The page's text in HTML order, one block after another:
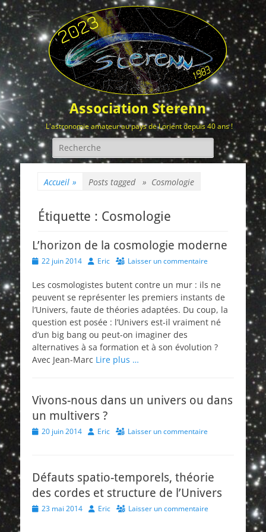
Association Sterenn
L'astronomie amateur au pays de Lorient depuis 40 ans !
Rechercher :
Accueil » Posts tagged » Cosmologie
Étiquette : Cosmologie
L’horizon de la cosmologie moderne
Posted22 juin 2014 Author
Eric Laisser un commentaire
Les cosmologistes butent contre un mur : ils ne
peuvent se représenter les premiers instants de
l’Univers, faute de théories adaptées. Du coup, la
question est posée : l’Univers est-il vraiment né
d’un big bang ou peut-on imaginer des
alternatives à sa formation et à son évolution ?
Avec Jean-Marc Lire plus …
Vivons-nous dans un univers ou dans
un multivers ?
Posted20 juin 2014 Author
Eric Laisser un commentaire
Défauts spatio-temporels, théorie
des cordes et structure de l’Univers
Posted
23 mai 2014 Author
Eric Laisser un commentaire